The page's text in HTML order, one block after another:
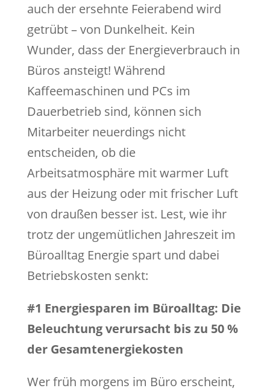
auch der ersehnte Feierabend wird
getrübt – von Dunkelheit. Kein
Wunder, dass der Energieverbrauch in
Büros ansteigt! Während
Kaffeemaschinen und PCs im
Dauerbetrieb sind, können sich
Mitarbeiter neuerdings nicht
entscheiden, ob die
Arbeitsatmosphäre mit warmer Luft
aus der Heizung oder mit frischer Luft
von draußen besser ist. Lest, wie ihr
trotz der ungemütlichen Jahreszeit im
Büroalltag Energie spart und dabei
Betriebskosten senkt:
#1 Energiesparen im Büroalltag: Die
Beleuchtung verursacht bis zu 50 %
der Gesamtenergiekosten
Wer früh morgens im Büro erscheint,